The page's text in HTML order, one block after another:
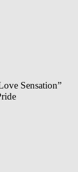
Sensation”